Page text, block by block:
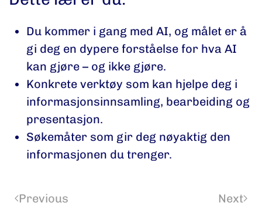
Du kommer i gang med AI, og målet er å
gi deg en dypere forståelse for hva AI
kan gjøre – og ikke gjøre.
Konkrete verktøy som kan hjelpe deg i
informasjonsinnsamling, bearbeiding og
presentasjon.
Søkemåter som gir deg nøyaktig den
informasjonen du trenger.
Previous Next